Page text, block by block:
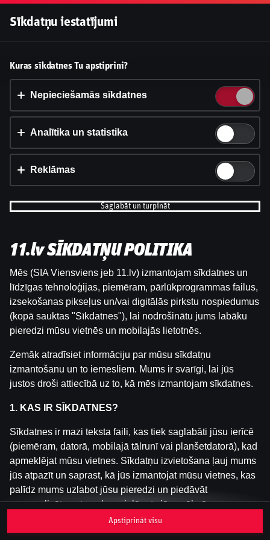
Šai spēlei nav pieejama demo versija. Lūdzu,
pieslēdzies, lai spēlētu ar īstu naudu.
Pieslēgties
Vai pieņemt sīkdatnes?
Šī vietne izmanto 3 dažādu veidu sīkdatnes: obligāti
nepieciešamās, analītikas un statistikas, reklāmas.
Iestatījumi un informācija
Sīkdatņu iestatījumi
Kuras sīkdatnes Tu apstiprini?
Nepieciešamās sīkdatnes
Analītika un statistika
Reklāmas
Saglabāt un turpināt
11.lv SĪKDATŅU POLITIKA
Mēs (SIA Viensviens jeb 11.lv) izmantojam sīkdatnes un
līdzīgas tehnoloģijas, piemēram, pārlūkprogrammas failus,
izsekošanas pikseļus un/vai digitālās pirkstu nospiedumus
(kopā sauktas "Sīkdatnes"), lai nodrošinātu jums labāku
pieredzi mūsu vietnēs un mobilajās lietotnēs.
Zemāk atradīsiet informāciju par mūsu sīkdatņu
izmantošanu un to iemesliem. Mums ir svarīgi, lai jūs
justos droši attiecībā uz to, kā mēs izmantojam sīkdatnes.
1. KAS IR SĪKDATNES?
Sīkdatnes ir mazi teksta faili, kas tiek saglabāti jūsu ierīcē
(piemēram, datorā, mobilajā tālrunī vai planšetdatorā), kad
apmeklējat mūsu vietnes. Sīkdatņu izvietošana ļauj mums
jūs atpazīt un saprast, kā jūs izmantojat mūsu vietnes, kas
palīdz mums uzlabot jūsu pieredzi un piedāvāt
personalizētu saturu, kas pielāgots jūsu vēlmēm.
Sīkdatnes var būt pagaidu (tā sauktas "sesijas sīkdatnes")
Apstiprināt visu